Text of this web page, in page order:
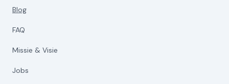
Blog
FAQ
Missie & Visie
Jobs